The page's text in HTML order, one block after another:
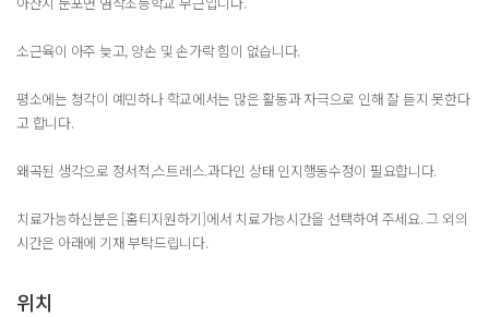
소근육이 아주 늦고, 양손 및 손가락 힘이 없습니다.
평소에는 청각이 예민하나 학교에서는 많은 활동과 자극으로 인해 잘 듣지 못한다
고 합니다.
왜곡된 생각으로 정서적,스트레스.과다인 상태 인지행동수정이 필요합니다.
치료가능하신분은 [홈티지원하기]에서 치료가능시간을 선택하여 주세요. 그 외의
시간은 아래에 기재 부탁드립니다.
위치